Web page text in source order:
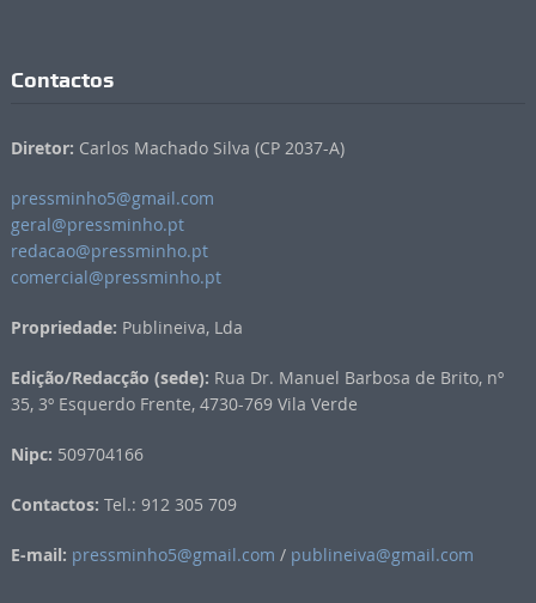
Contactos
Diretor: Carlos Machado Silva (CP 2037-A)
pressminho5@gmail.com
geral@pressminho.pt
redacao@pressminho.pt
comercial@pressminho.pt
Propriedade: Publineiva, Lda
Edição/Redacção (sede): Rua Dr. Manuel Barbosa de Brito, nº
35, 3º Esquerdo Frente, 4730-769 Vila Verde
Nipc: 509704166
Contactos: Tel.: 912 305 709
E-mail: pressminho5@gmail.com / publineiva@gmail.com